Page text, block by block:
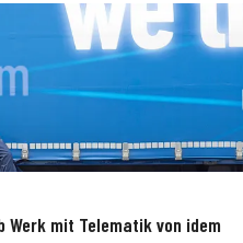
mit Telematik von idem